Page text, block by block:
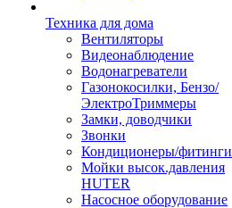
Техника для дома
Вентиляторы
Видеонаблюдение
Водонагреватели
Газонокосилки, Бензо/
ЭлектроТриммеры
Замки, доводчики
Звонки
Кондиционеры/фитинги
Мойки высок.давления
HUTER
Насосное оборудование